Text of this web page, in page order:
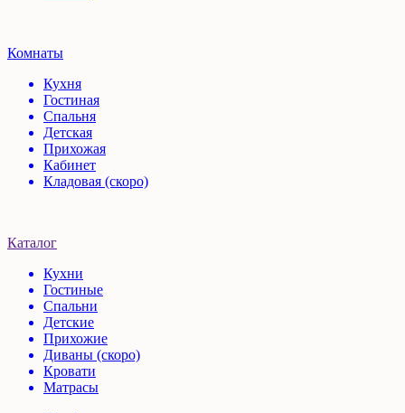
Комнаты
Кухня
Гостиная
Спальня
Детская
Прихожая
Кабинет
Кладовая (скоро)
Каталог
Кухни
Гостиные
Спальни
Детские
Прихожие
Диваны (скоро)
Кровати
Матрасы